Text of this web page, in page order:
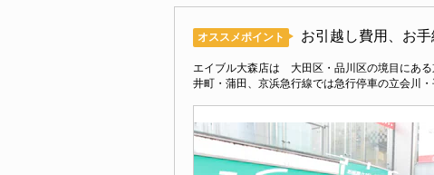
オススメポイント お引越し費用、お
エイブル大森店は 大田区・品川区の境目にあ
井町・蒲田、京浜急行線では急行停車の立会川